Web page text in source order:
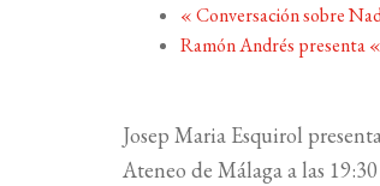
«Conversación sobre
Ramón Andrés presenta
Josep Maria Esquirol
Ateneo de Málaga a las